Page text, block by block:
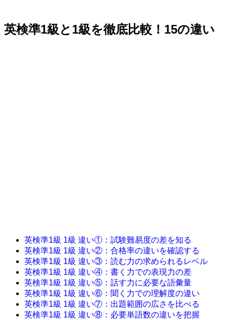
英検準1級と1級を徹底比較！15の違い
英検準1級 1級 違い①：試験難易度の差を知る
英検準1級 1級 違い②：合格率の違いを確認する
英検準1級 1級 違い③：読む力の求められるレベル
英検準1級 1級 違い④：書く力での表現力の差
英検準1級 1級 違い⑤：話す力に必要な語彙量
英検準1級 1級 違い⑥：聞く力での理解度の違い
英検準1級 1級 違い⑦：出題範囲の広さを比べる
英検準1級 1級 違い⑧：必要単語数の違いを把握